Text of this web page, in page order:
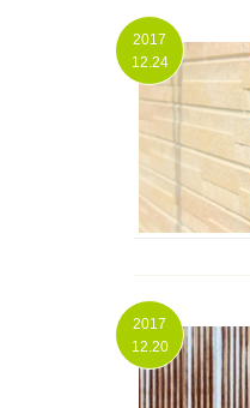
2017
12.24
2017
12.20